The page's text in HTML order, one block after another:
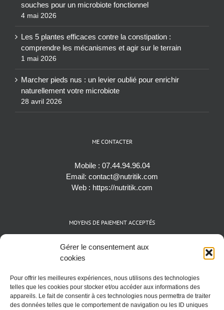
Gérer le consentement aux
cookies
Pour offrir les meilleures expériences, nous utilisons des technologies
telles que les cookies pour stocker et/ou accéder aux informations des
appareils. Le fait de consentir à ces technologies nous permettra de traiter
des données telles que le comportement de navigation ou les ID uniques
souches pour un microbiote fonctionnel
4 mai 2026
Les 5 plantes efficaces contre la constipation :
comprendre les mécanismes et agir sur le terrain
1 mai 2026
Marcher pieds nus : un levier oublié pour enrichir
naturellement votre microbiote
28 avril 2026
ME CONTACTER
Mobile : 07.44.94.96.04
Email: contact@nutritik.com
Web : https://nutritik.com
MOYENS DE PAIEMENT ACCEPTÉS
Espèces (EUR)
Cartes bancaires (VISA, Mastercard et AMEX)
Cryptomonnaies (BTC)